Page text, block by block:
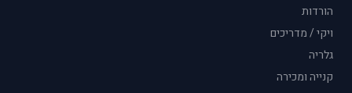
הורדות
ויקי / מדריכים
גלריה
קנייה ומכירה